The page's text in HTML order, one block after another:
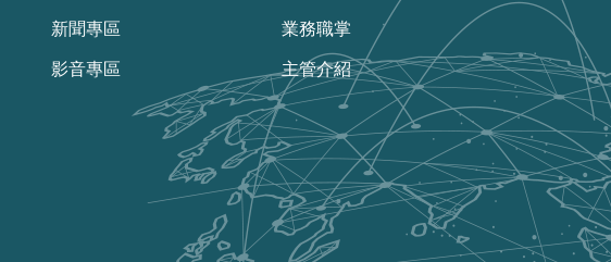
新聞專區
影音專區
業務職掌
主管介紹